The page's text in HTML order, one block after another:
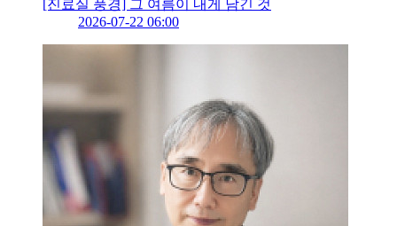
[진료실 풍경] 그 여름이 내게 남긴 것
2026-07-22 06:00